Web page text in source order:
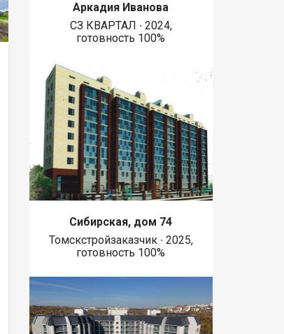
Аркадия Иванова
СЗ КВАРТАЛ ∙ 2024,
готовность 100%
Сибирская, дом 74
Томскстройзаказчик ∙ 2025,
готовность 100%